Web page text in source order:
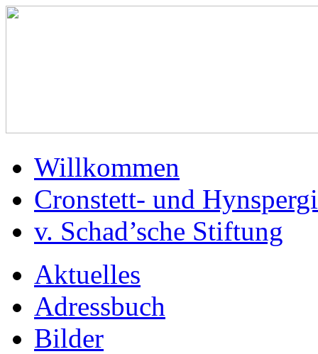
Willkommen
Cronstett- und
v. Schad’sche Stiftung
Aktuelles
Adressbuch
Bilder